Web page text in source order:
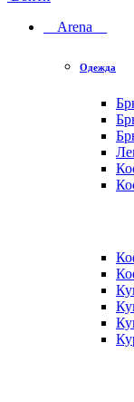
Arena
Одежда